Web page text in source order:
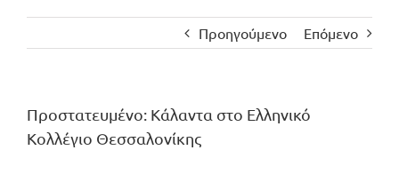
Προηγούμενο Επόμενο
Πρoστατευμένο: Κάλαντα στο Ελληνικό
Κολλέγιο Θεσσαλονίκης